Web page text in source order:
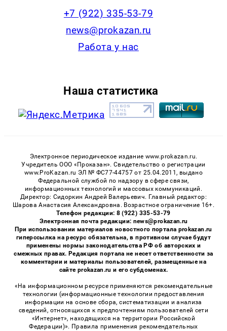
+7 (922) 335-53-79
news@prokazan.ru
Работа у нас
Наша статистика
Электронное периодическое издание www.prokazan.ru.
Учредитель ООО «Проказан». Cвидетельство о регистрации
www.ProKazan.ru ЭЛ № ФС77-44757 от 25.04.2011, выдано
Федеральной службой по надзору в сфере связи,
информационных технологий и массовых коммуникаций.
Директор: Сидоркин Андрей Валерьевич. Главный редактор:
Шарова Анастасия Александровна. Возрастное ограничение 16+.
Телефон редакции: 8 (922) 335-53-79
Электронная почта редакции: news@prokazan.ru
При использовании материалов новостного портала prokazan.ru
гиперссылка на ресурс обязательна, в противном случае будут
применены нормы законодательства РФ об авторских и
смежных правах. Редакция портала не несет ответственности за
комментарии и материалы пользователей, размещенные на
сайте prokazan.ru и его субдоменах.
«На информационном ресурсе применяются рекомендательные
технологии (информационные технологии предоставления
информации на основе сбора, систематизации и анализа
сведений, относящихся к предпочтениям пользователей сети
«Интернет», находящихся на территории Российской
Федерации)». Правила применения рекомендательных